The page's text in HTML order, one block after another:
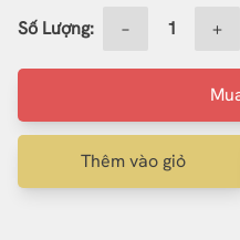
Số Lượng: − +
Thêm vào giỏ